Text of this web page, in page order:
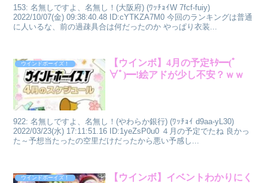
153: 名無しですよ、名無し！(大阪府) (ﾜｯﾁｮｲW 7fcf-fuiy)
2022/10/07(金) 09:38:40.48 ID:cYTKZA7M0 今回のランキングは普通
に人いるな、前の過疎具合は何だったのか やっぱり衣装...
ウインドボーイズ！
【ウインボ】4月の予定ｷﾀ━(ﾟ
∀ﾟ)━!絵アドが少し不安？ｗｗ
922: 名無しですよ、名無し！(やわらか銀行) (ﾜｯﾁｮｲ d9aa-yL30)
2022/03/23(水) 17:11:51.16 ID:1yeZsP0u0 ４月の予定でたね 良かっ
た～予想当たったの空里だけだったから悪い予感し...
ウインドボーイズ！
【ウインボ】イベントわかりにく